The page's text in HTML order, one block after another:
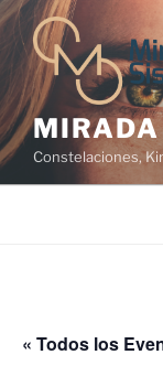
Saltar
contenido
Constelaciones,
« Todos los